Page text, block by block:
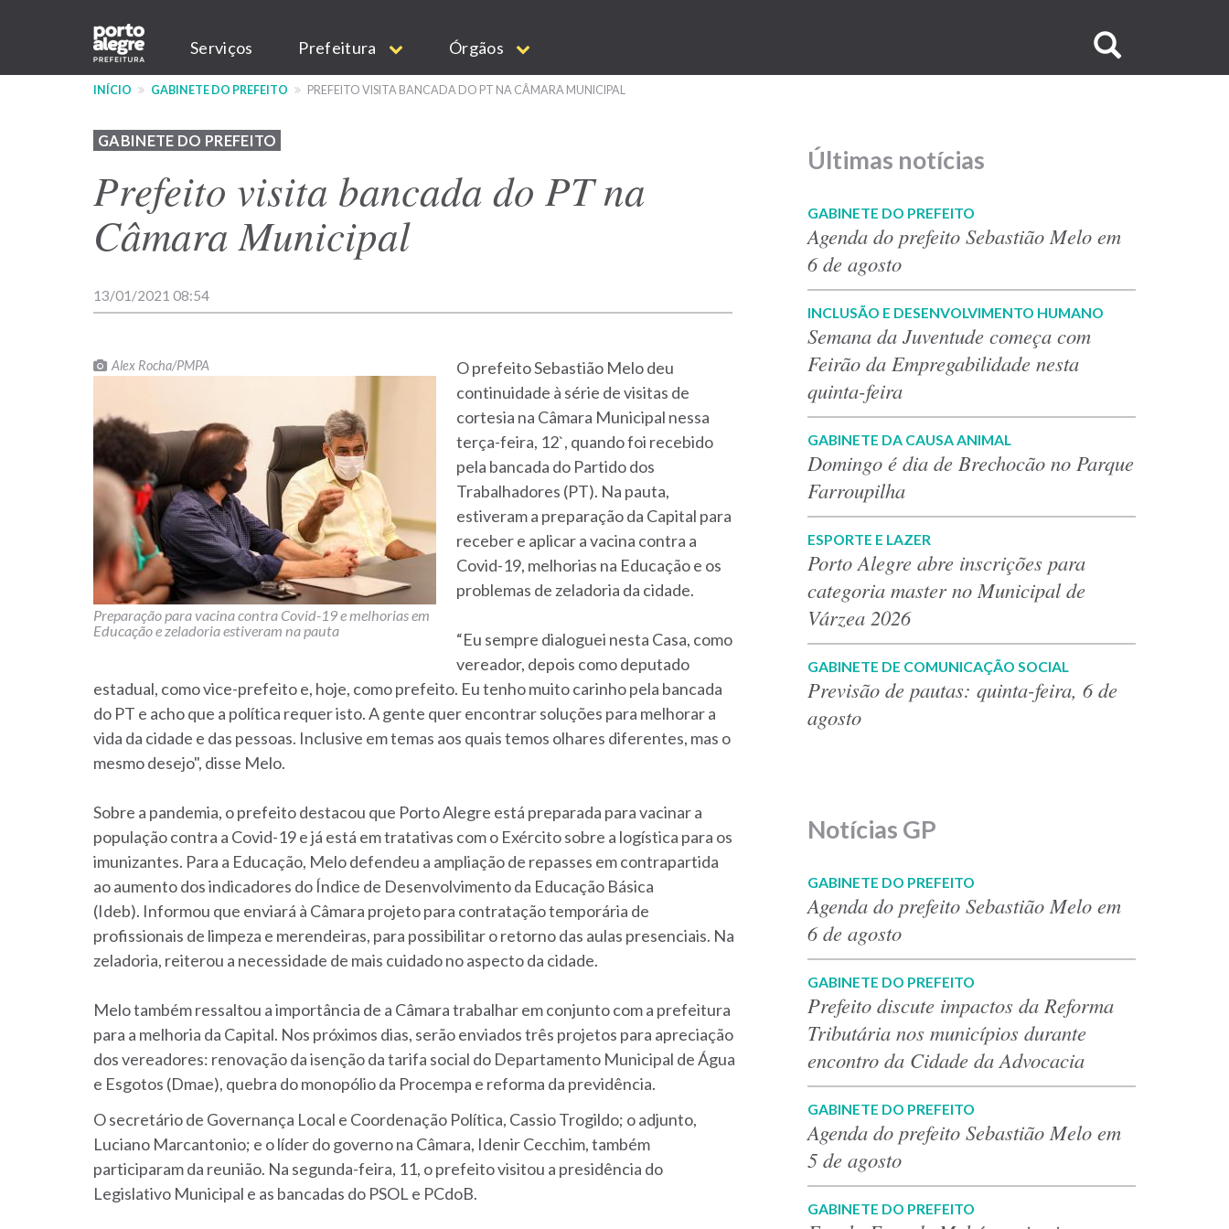
conteúdo
Main
navigation
Serviços Prefeitura Órgãos
no
INÍCIO GABINETE DO PREFEITO PREFEITO VISITA BANCADA DO PT NA CÂMARA MUNICIPAL
GABINETE DO PREFEITO
Prefeito visita bancada do PT na
Câmara Municipal
13/01/2021 08:54
Alex Rocha/PMPA
Preparação para vacina contra Covid-19 e melhorias em
Educação e zeladoria estiveram na pauta
O prefeito Sebastião Melo deu
continuidade à série de visitas de
cortesia na Câmara Municipal nessa
terça-feira, 12`, quando foi recebido
pela bancada do Partido dos
Trabalhadores (PT). Na pauta,
estiveram a preparação da Capital para
receber e aplicar a vacina contra a
Covid-19, melhorias na Educação e os
problemas de zeladoria da cidade.
“Eu sempre dialoguei nesta Casa, como
vereador, depois como deputado
estadual, como vice-prefeito e, hoje, como prefeito. Eu tenho muito carinho pela bancada
do PT e acho que a política requer isto. A gente quer encontrar soluções para melhorar a
vida da cidade e das pessoas. Inclusive em temas aos quais temos olhares diferentes, mas o
mesmo desejo", disse Melo.
Sobre a pandemia, o prefeito destacou que Porto Alegre está preparada para vacinar a
população contra a Covid-19 e já está em tratativas com o Exército sobre a logística para os
imunizantes. Para a Educação, Melo defendeu a ampliação de repasses em contrapartida
ao aumento dos indicadores do Índice de Desenvolvimento da Educação Básica
(Ideb). Informou que enviará à Câmara projeto para contratação temporária de
profissionais de limpeza e merendeiras, para possibilitar o retorno das aulas presenciais. Na
zeladoria, reiterou a necessidade de mais cuidado no aspecto da cidade.
Melo também ressaltou a importância de a Câmara trabalhar em conjunto com a prefeitura
para a melhoria da Capital. Nos próximos dias, serão enviados três projetos para apreciação
dos vereadores: renovação da isenção da tarifa social do Departamento Municipal de Água
e Esgotos (Dmae), quebra do monopólio da Procempa e reforma da previdência.
O secretário de Governança Local e Coordenação Política, Cassio Trogildo; o adjunto,
Luciano Marcantonio; e o líder do governo na Câmara, Idenir Cecchim, também
participaram da reunião. Na segunda-feira, 11, o prefeito visitou a presidência do
Legislativo Municipal e as bancadas do PSOL e PCdoB.
Últimas notícias
GABINETE DO PREFEITO
Agenda do prefeito Sebastião Melo em
6 de agosto
INCLUSÃO E DESENVOLVIMENTO HUMANO
Semana da Juventude começa com
Feirão da Empregabilidade nesta
quinta-feira
GABINETE DA CAUSA ANIMAL
Domingo é dia de Brechocão no Parque
Farroupilha
ESPORTE E LAZER
Porto Alegre abre inscrições para
categoria master no Municipal de
Várzea 2026
GABINETE DE COMUNICAÇÃO SOCIAL
Previsão de pautas: quinta-feira, 6 de
agosto
Notícias GP
GABINETE DO PREFEITO
Agenda do prefeito Sebastião Melo em
6 de agosto
GABINETE DO PREFEITO
Prefeito discute impactos da Reforma
Tributária nos municípios durante
encontro da Cidade da Advocacia
GABINETE DO PREFEITO
Agenda do prefeito Sebastião Melo em
5 de agosto
GABINETE DO PREFEITO